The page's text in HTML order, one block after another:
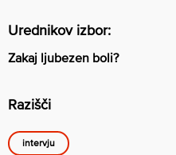
Urednikov izbor:
Zakaj ljubezen boli?
Razišči
intervju